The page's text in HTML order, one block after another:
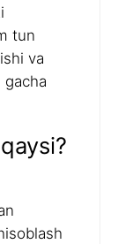
tun
va